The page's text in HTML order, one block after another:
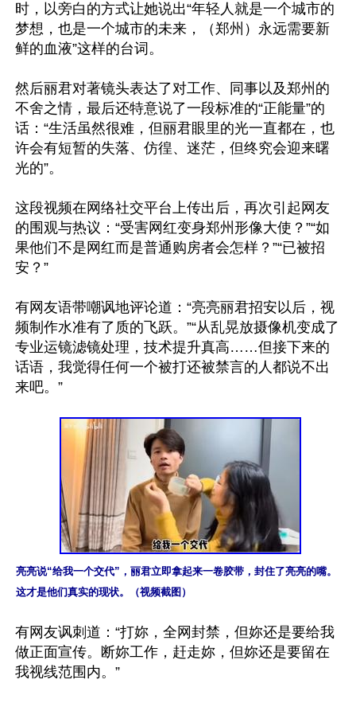
时，以旁白的方式让她说出“年轻人就是一个城市的
梦想，也是一个城市的未来，（郑州）永远需要新
鲜的血液”这样的台词。
然后丽君对著镜头表达了对工作、同事以及郑州的
不舍之情，最后还特意说了一段标准的“正能量”的
话：“生活虽然很难，但丽君眼里的光一直都在，也
许会有短暂的失落、仿徨、迷茫，但终究会迎来曙
光的”。
这段视频在网络社交平台上传出后，再次引起网友
的围观与热议：“受害网红变身郑州形像大使？”“如
果他们不是网红而是普通购房者会怎样？”“已被招
安？”
有网友语带嘲讽地评论道：“亮亮丽君招安以后，视
频制作水准有了质的飞跃。”“从乱晃放摄像机变成了
专业运镜滤镜处理，技术提升真高……但接下来的
话语，我觉得任何一个被打还被禁言的人都说不出
来吧。”
亮亮说“给我一个交代”，丽君立即拿起来一卷胶带，封住了亮亮的嘴。
这才是他们真实的现状。（视频截图）
有网友讽刺道：“打妳，全网封禁，但妳还是要给我
做正面宣传。断妳工作，赶走妳，但妳还是要留在
我视线范围内。”